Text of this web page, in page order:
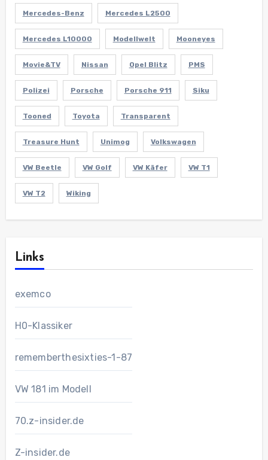
Mercedes-Benz Mercedes L2500
Mercedes L10000 Modellwelt Mooneyes
Movie&TV Nissan Opel Blitz PMS
Polizei Porsche Porsche 911 Siku
Tooned Toyota Transparent
Treasure Hunt Unimog Volkswagen
VW Beetle VW Golf VW Käfer VW T1
VW T2 Wiking
Links
exemco
H0-Klassiker
rememberthesixties-1-87
VW 181 im Modell
70.z-insider.de
Z-insider.de